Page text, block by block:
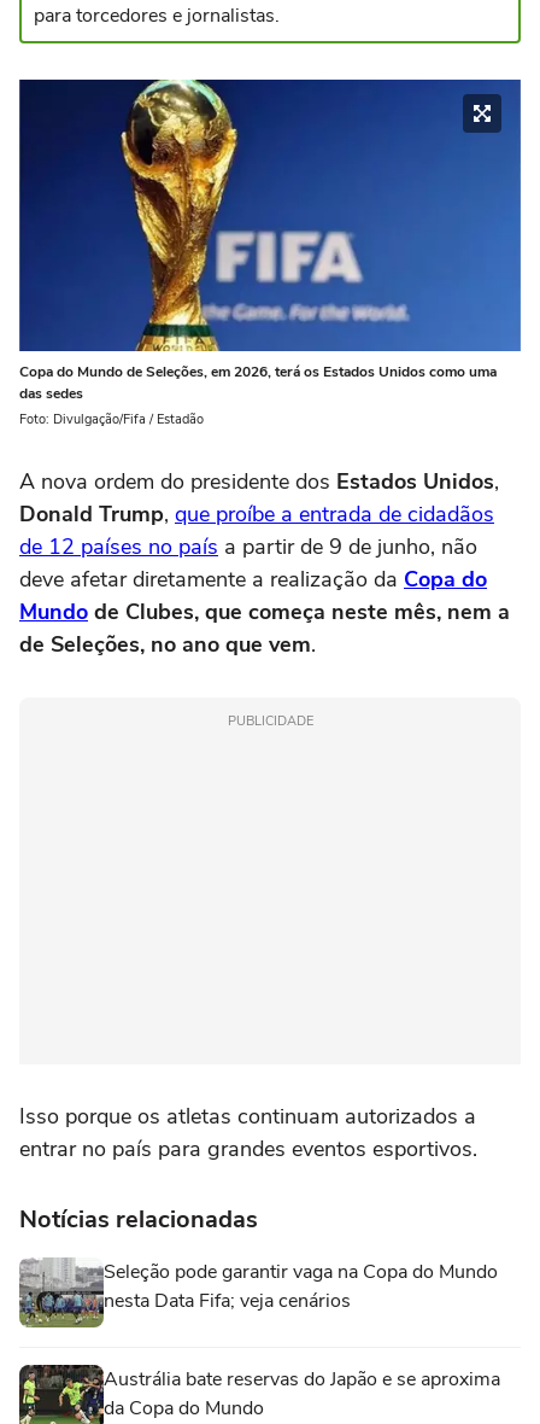
para torcedores e jornalistas.
Copa do Mundo de Seleções, em 2026, terá os Estados Unidos como uma
das sedes
Foto: Divulgação/Fifa / Estadão
A nova ordem do presidente dos Estados Unidos,
Donald Trump, que proíbe a entrada de cidadãos
de 12 países no país a partir de 9 de junho, não
deve afetar diretamente a realização da Copa do
Mundo de Clubes, que começa neste mês, nem a
de Seleções, no ano que vem.
PUBLICIDADE
Isso porque os atletas continuam autorizados a
entrar no país para grandes eventos esportivos.
Notícias relacionadas
Seleção pode garantir vaga na Copa do Mundo
nesta Data Fifa; veja cenários
Austrália bate reservas do Japão e se aproxima
da Copa do Mundo